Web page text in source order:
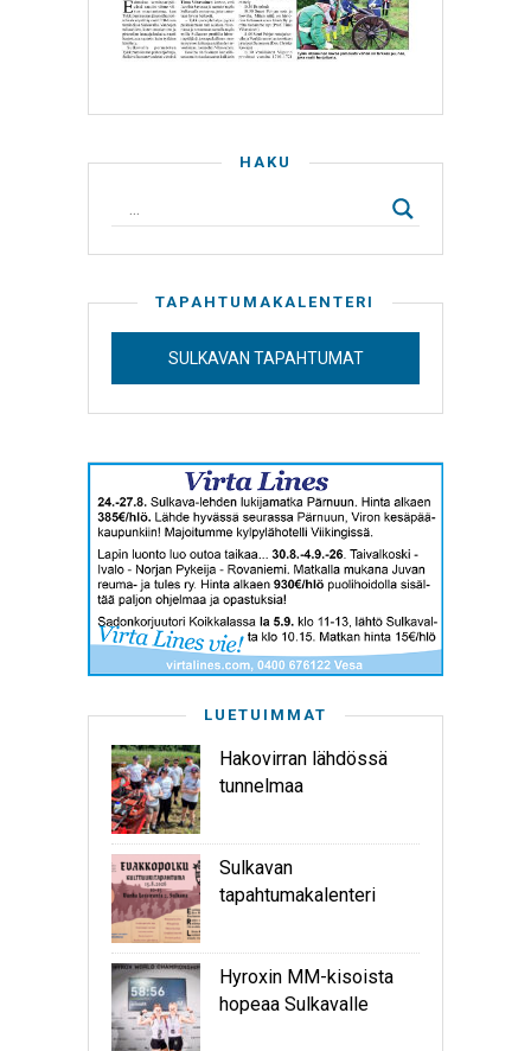
HAKU
TAPAHTUMAKALENTERI
SULKAVAN TAPAHTUMAT
LUETUIMMAT
Hakovirran lähdössä
tunnelmaa
Sulkavan
tapahtumakalenteri
Hyroxin MM-kisoista
hopeaa Sulkavalle